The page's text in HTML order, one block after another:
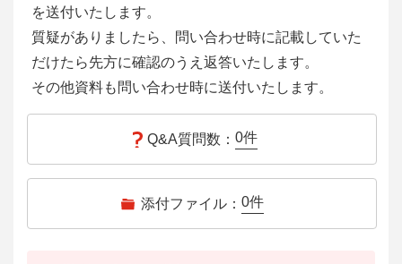
を送付いたします。
質疑がありましたら、問い合わせ時に記載していた
だけたら先方に確認のうえ返答いたします。
その他資料も問い合わせ時に送付いたします。
Q&A質問数： 0件
添付ファイル： 0件